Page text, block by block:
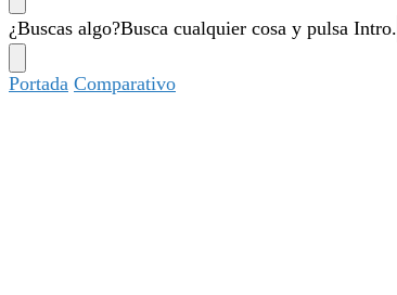
¿Buscas algo?Busca cualquier cosa y pulsa Intro.
Portada Comparativo